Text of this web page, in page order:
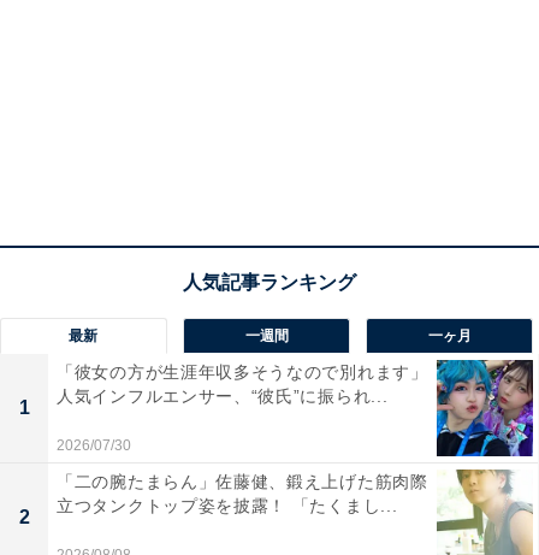
最新 一週間 一ヶ月
1
「彼女の方が生涯年収多そうなので別れます」
人気インフルエンサー、“彼氏”に振られ...
2026/07/30
2
「二の腕たまらん」佐藤健、鍛え上げた筋肉際
立つタンクトップ姿を披露！ 「たくまし...